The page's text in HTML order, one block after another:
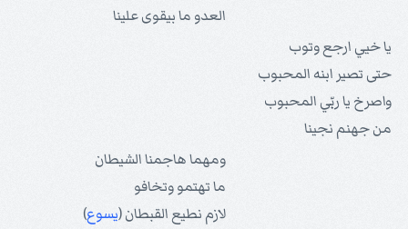
العدو ما بيقوى علينا
يا خيي ارجع وتوب
حتى تصير ابنه المحبوب
واصرخ يا ربّي المحبوب
من جهنم نجينا
ومهما هاجمنا الشيطان
ما تهتمو وتخافو
لازم نطيع القبطان (يسوع)